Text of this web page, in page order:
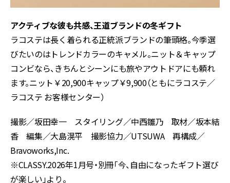
アクティブな彼も共感、王道ブランドの冬ギフト
ラコステは長く着られる正統派ブランドの筆頭格。今季選
びたいのはトレンドカラーのキャメル。ニット＆キャップ
コンビなら、きちんとシーンにも旅やアウトドアにも頼れ
ます。ニット￥20,900キャップ￥9,900（ともにラコステ／
ラコステ お客様センター）
撮影／坂田幸一 スタイリング／中西雛乃 取材／坂本結
香 編集／大島滉平 撮影協力／UTSUWA 再構成／
Bravoworks,Inc.
※CLASSY.2026年1月号・別冊「今、自由になったギフト選び
が楽しい」より。